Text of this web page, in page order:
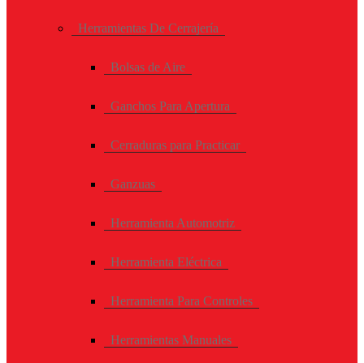
Herramientas De Cerrajería
Bolsas de Aire
Ganchos Para Apertura
Cerraduras para Practicar
Ganzuas
Herramienta Automotriz
Herramienta Eléctrica
Herramienta Para Controles
Herramientas Manuales